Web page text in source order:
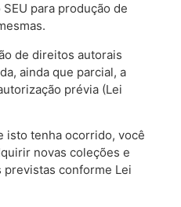
para produção de
de direitos autorais
ainda que parcial, a
prévia (Lei
isto tenha ocorrido, você
novas coleções e
previstas conforme Lei